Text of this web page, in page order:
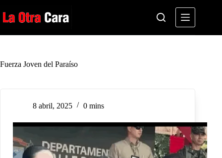
al
contenido
Fuerza Joven del Paraíso
8 abril, 2025 0 mins